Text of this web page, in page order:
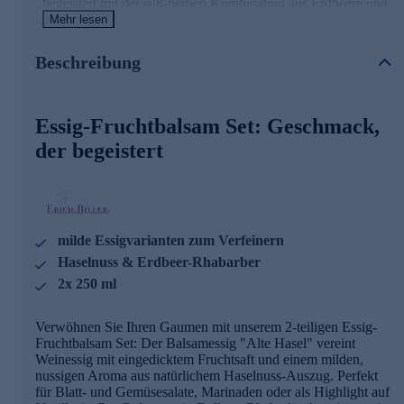
Rhabarber – ideal für Sommersalate, Ragouts oder
Geschmackserlebnis. Entdecken Sie die Vielfalt dieses Sets.
bestellen Sie gleich online.
Mehr lesen
Beschreibung
Essig-Fruchtbalsam Set: Geschmack,
der begeistert
milde Essigvarianten zum Verfeinern
Haselnuss & Erdbeer-Rhabarber
2x 250 ml
Verwöhnen Sie Ihren Gaumen mit unserem 2-teiligen Essig-
Fruchtbalsam Set: Der Balsamessig "Alte Hasel" vereint
Weinessig mit eingedicktem Fruchtsaft und einem milden,
nussigen Aroma aus natürlichem Haselnuss-Auszug. Perfekt
für Blatt- und Gemüsesalate, Marinaden oder als Highlight auf